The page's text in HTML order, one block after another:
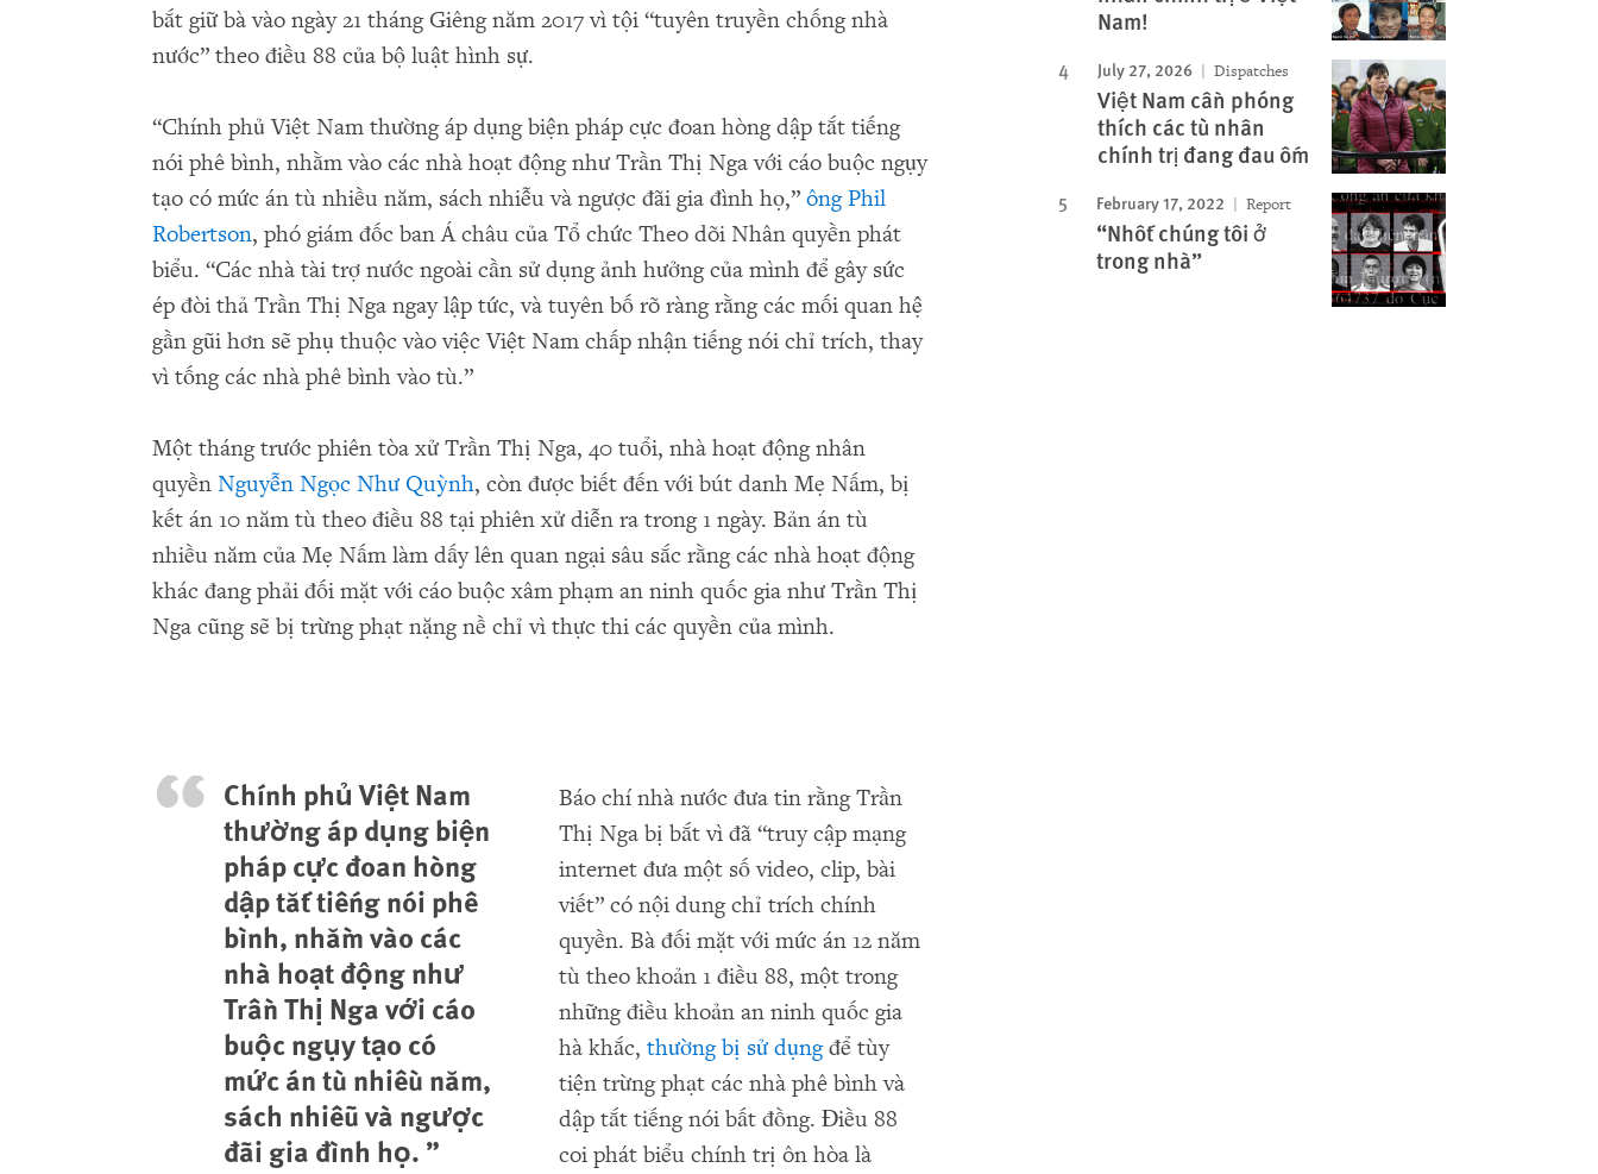
bắt giữ bà vào ngày 21 tháng Giêng năm 2017 vì tội “tuyên truyền chống nhà
nước” theo điều 88 của bộ luật hình sự.
“Chính phủ Việt Nam thường áp dụng biện pháp cực đoan hòng dập tắt tiếng
nói phê bình, nhằm vào các nhà hoạt động như Trần Thị Nga với cáo buộc ngụy
tạo có mức án tù nhiều năm, sách nhiễu và ngược đãi gia đình họ,” ông Phil
Robertson, phó giám đốc ban Á châu của Tổ chức Theo dõi Nhân quyền phát
biểu. “Các nhà tài trợ nước ngoài cần sử dụng ảnh hưởng của mình để gây sức
ép đòi thả Trần Thị Nga ngay lập tức, và tuyên bố rõ ràng rằng các mối quan hệ
gần gũi hơn sẽ phụ thuộc vào việc Việt Nam chấp nhận tiếng nói chỉ trích, thay
vì tống các nhà phê bình vào tù.”
Một tháng trước phiên tòa xử Trần Thị Nga, 40 tuổi, nhà hoạt động nhân
quyền Nguyễn Ngọc Như Quỳnh, còn được biết đến với bút danh Mẹ Nấm, bị
kết án 10 năm tù theo điều 88 tại phiên xử diễn ra trong 1 ngày. Bản án tù
nhiều năm của Mẹ Nấm làm dấy lên quan ngại sâu sắc rằng các nhà hoạt động
khác đang phải đối mặt với cáo buộc xâm phạm an ninh quốc gia như Trần Thị
Nga cũng sẽ bị trừng phạt nặng nề chỉ vì thực thi các quyền của mình.
Chính phủ Việt Nam
thường áp dụng biện
pháp cực đoan hòng
dập tắt tiếng nói phê
bình, nhằm vào các
nhà hoạt động như
Trần Thị Nga với cáo
buộc ngụy tạo có
mức án tù nhiều năm,
sách nhiễu và ngược
đãi gia đình họ.
Báo chí nhà nước đưa tin rằng Trần
Thị Nga bị bắt vì đã “truy cập mạng
internet đưa một số video, clip, bài
viết” có nội dung chỉ trích chính
quyền. Bà đối mặt với mức án 12 năm
tù theo khoản 1 điều 88, một trong
những điều khoản an ninh quốc gia
hà khắc,thường bị sử dụngđể tùy
tiện trừng phạt các nhà phê bình và
dập tắt tiếng nói bất đồng. Điều 88
coi phát biểu chính trị ôn hòa là
Nam!
July 27, 2026 Dispatches
Việt Nam cần phóng
thích các tù nhân
chính trị đang đau ốm
February 17, 2022 Report
“Nhốt chúng tôi ở
trong nhà”